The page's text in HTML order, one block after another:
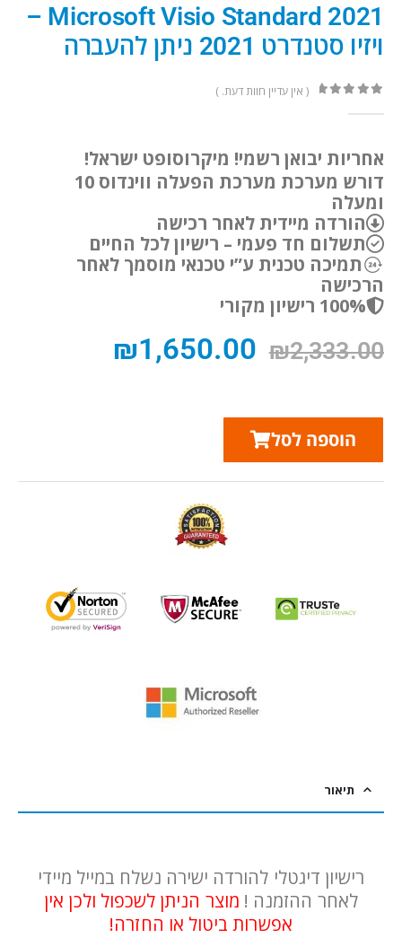
Microsoft Visio Standard 2021 –
ויזיו סטנדרט 2021 ניתן להעברה
( אין עדיין חוות דעת. )
אחריות יבואן רשמי! מיקרוסופט ישראל!
דורש מערכת מערכת הפעלה ווינדוס 10
ומעלה
הורדה מיידית לאחר רכישה
תשלום חד פעמי – רישיון לכל החיים
תמיכה טכנית ע”י טכנאי מוסמך לאחר
הרכישה
100% רישיון מקורי
₪2,333.00
₪1,650.00
הוספה לסל
תיאור
רישיון דיגטלי להורדה ישירה נשלח במייל מיידי
לאחר ההזמנה ! מוצר הניתן לשכפול ולכן אין
אפשרות ביטול או החזרה!